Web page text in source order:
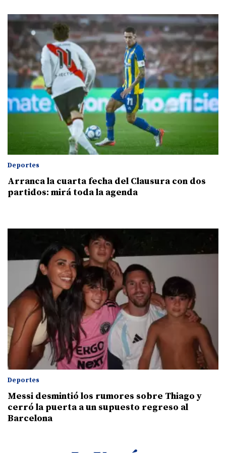
Deportes
Arranca la cuarta fecha del Clausura con dos
partidos: mirá toda la agenda
Deportes
Messi desmintió los rumores sobre Thiago y
cerró la puerta a un supuesto regreso al
Barcelona